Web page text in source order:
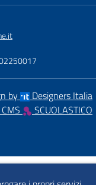
by
Designers Italia
SCUOLASTICO